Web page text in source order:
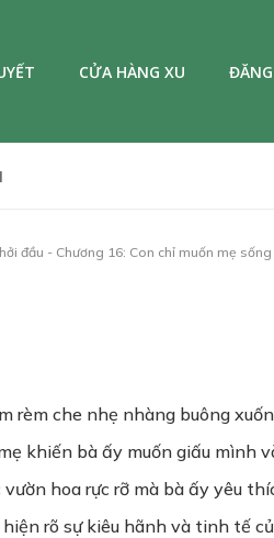
CỬA HÀNG XU
đầu - Chương 16: Con chỉ muốn mẹ sống
rèm che nhẹ nhàng buông
khiến bà ấy muốn giấu mình
hoa rực rỡ mà bà ấy yêu
rõ sự kiêu hãnh và tinh tế